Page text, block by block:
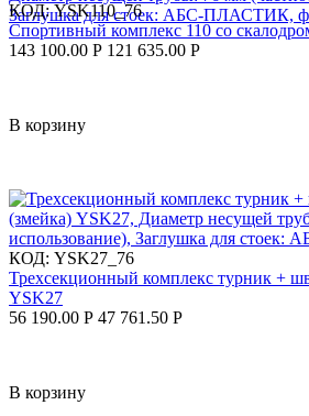
КОД: YSK110_76
Спортивный комплекс 110 со
143 100.00 Р 121 635.00 Р
В корзину
КОД: YSK27_76
Трехсекционный комплекс турник +
YSK27
56 190.00 Р 47 761.50 Р
В корзину